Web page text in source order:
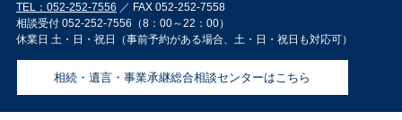
TEL： 052-252-7556 ／ FAX 052-252-7558
相談受付 052-252-7556（8：00～22：00）
休業日 土・日・祝日（事前予約がある場合、土・日・祝日も対応可）
相続・遺言・事業承継総合相談センターはこちら